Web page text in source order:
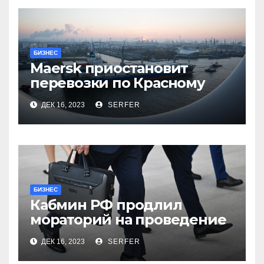
БИЗНЕС
Maersk приостановит
перевозки по Красному
морю после атак хуситов
ДЕК 16, 2023 SERFER
БИЗНЕС
Кабмин РФ продлил
мораторий на проведение
проверок бизнеса на 2024
год
ДЕК 16, 2023 SERFER